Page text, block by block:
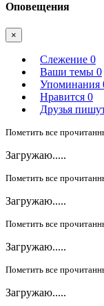
Оповещения
×
Слежение 0
Ваши темы 0
Упоминания
Нравится 0
Друзья
Пометить все
Загружаю.....
Пометить все
Загружаю.....
Пометить все
Загружаю.....
Пометить все
Загружаю.....